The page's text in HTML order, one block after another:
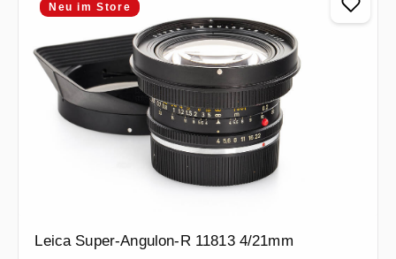
Neu im Store
Leica Super-Angulon-R 11813 4/21mm